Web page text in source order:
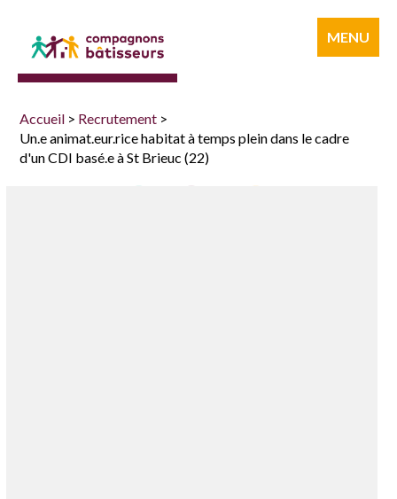
MENU
bâtisseurs
Accueil > Recrutement >
Un.e animat.eur.rice habitat à temps plein dans le cadre
d'un CDI basé.e à St Brieuc (22)